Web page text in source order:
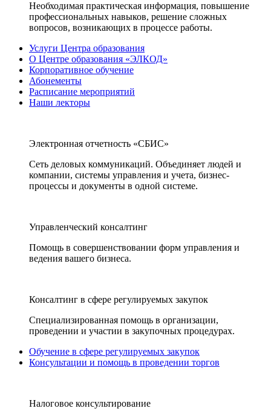
Необходимая практическая информация, повышение
профессиональных навыков, решение сложных
вопросов, возникающих в процессе работы.
Услуги Центра образования
О Центре образования «ЭЛКОД»
Корпоративное обучение
Абонементы
Расписание мероприятий
Наши лекторы
Электронная отчетность «СБИС»
Сеть деловых коммуникаций. Объединяет людей и
компании, системы управления и учета, бизнес-
процессы и документы в одной системе.
Управленческий консалтинг
Помощь в совершенствовании форм управления и
ведения вашего бизнеса.
Консалтинг в сфере регулируемых закупок
Специализированная помощь в организации,
проведении и участии в закупочных процедурах.
Обучение в сфере регулируемых закупок
Консультации и помощь в проведении торгов
Налоговое консультирование